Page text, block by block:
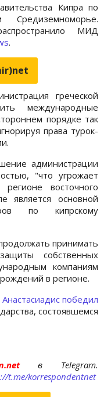
Кипра по
МИД
.
греческой
международные
порядке так
права турок-
администрации
"что угрожает
восточного
является основной
по кипрскому
принимать
собственных
компаниям
в регионе.
Анастасиадис победил
состоявшемся
в Telegram.
t.me/korrespondentnet